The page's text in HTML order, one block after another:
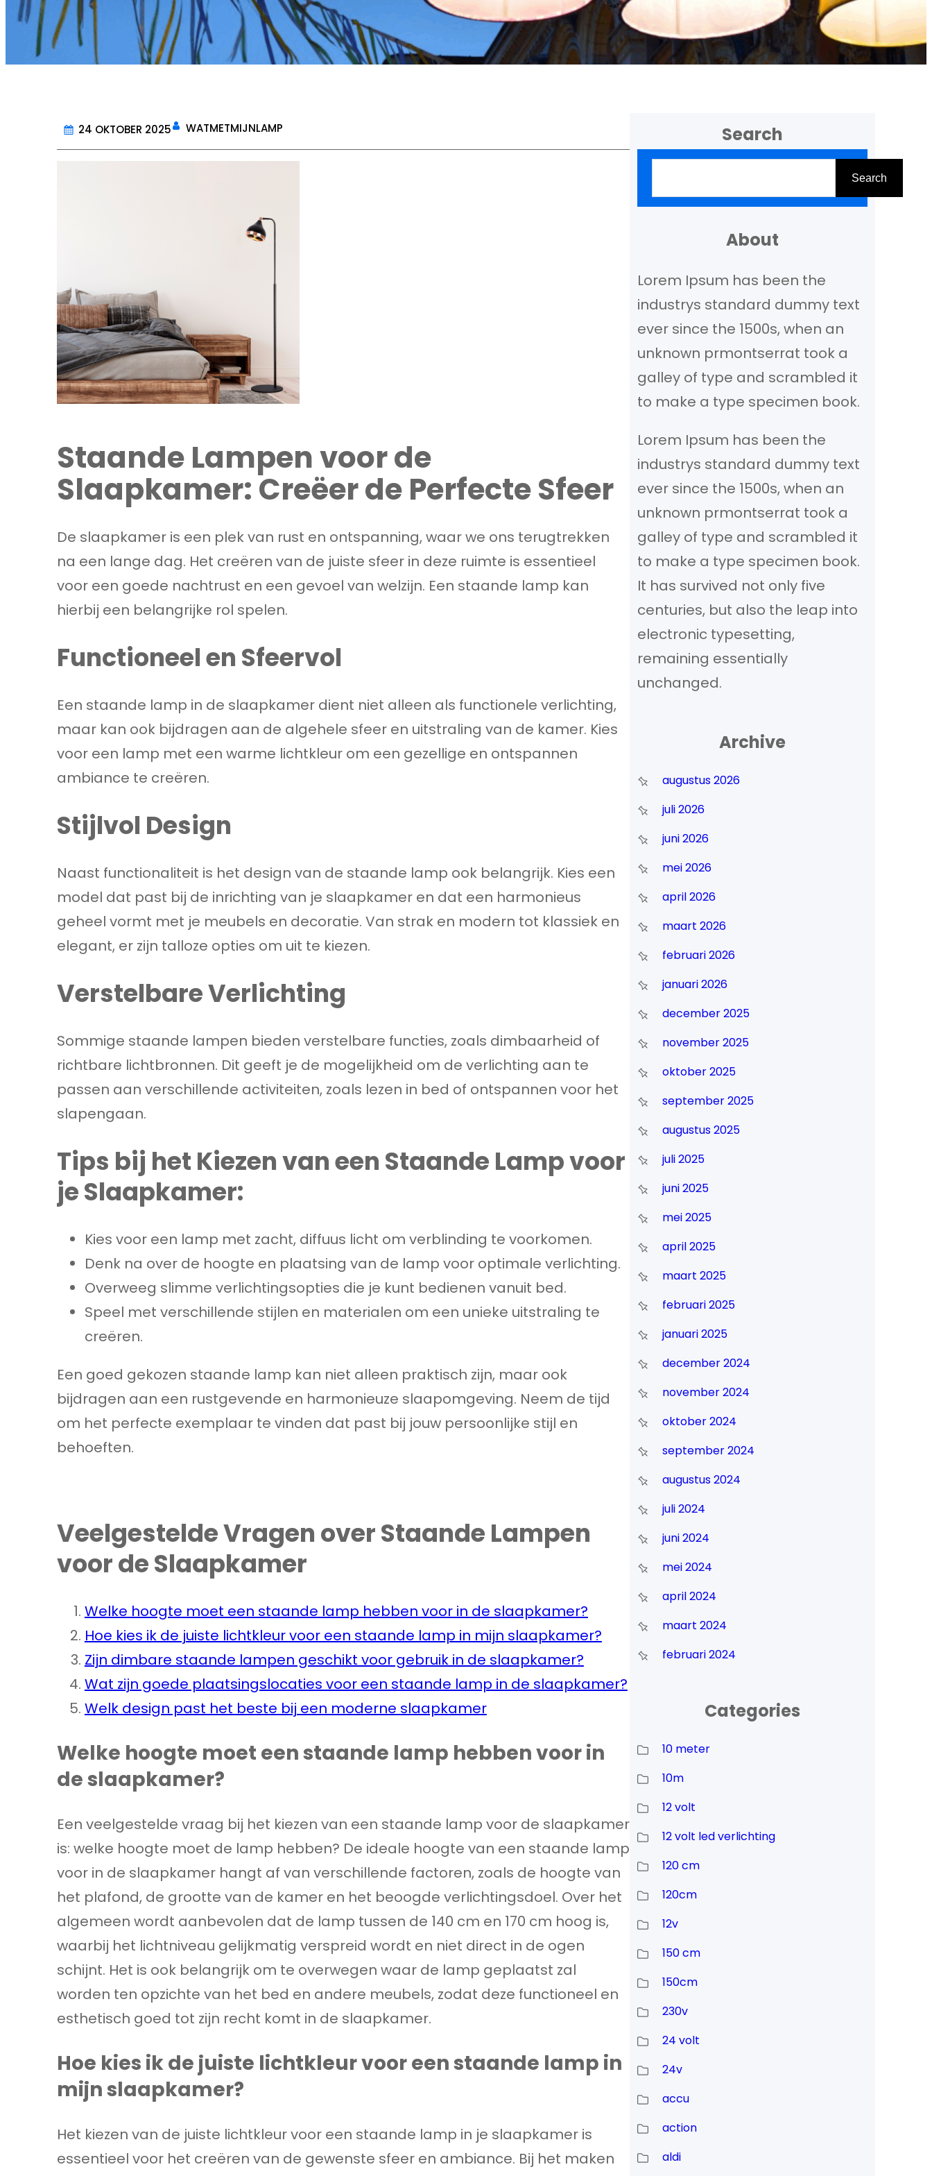
24 OKTOBER 2025 WATMETMIJNLAMP
Staande Lampen voor de
Slaapkamer: Creëer de Perfecte Sfeer
De slaapkamer is een plek van rust en ontspanning, waar we ons terugtrekken
na een lange dag. Het creëren van de juiste sfeer in deze ruimte is essentieel
voor een goede nachtrust en een gevoel van welzijn. Een staande lamp kan
hierbij een belangrijke rol spelen.
Functioneel en Sfeervol
Een staande lamp in de slaapkamer dient niet alleen als functionele verlichting,
maar kan ook bijdragen aan de algehele sfeer en uitstraling van de kamer. Kies
voor een lamp met een warme lichtkleur om een gezellige en ontspannen
ambiance te creëren.
Stijlvol Design
Naast functionaliteit is het design van de staande lamp ook belangrijk. Kies een
model dat past bij de inrichting van je slaapkamer en dat een harmonieus
geheel vormt met je meubels en decoratie. Van strak en modern tot klassiek en
elegant, er zijn talloze opties om uit te kiezen.
Verstelbare Verlichting
Sommige staande lampen bieden verstelbare functies, zoals dimbaarheid of
richtbare lichtbronnen. Dit geeft je de mogelijkheid om de verlichting aan te
passen aan verschillende activiteiten, zoals lezen in bed of ontspannen voor het
slapengaan.
Tips bij het Kiezen van een Staande Lamp voor
je Slaapkamer:
Kies voor een lamp met zacht, diffuus licht om verblinding te voorkomen.
Denk na over de hoogte en plaatsing van de lamp voor optimale verlichting.
Overweeg slimme verlichtingsopties die je kunt bedienen vanuit bed.
Speel met verschillende stijlen en materialen om een unieke uitstraling te
creëren.
Een goed gekozen staande lamp kan niet alleen praktisch zijn, maar ook
bijdragen aan een rustgevende en harmonieuze slaapomgeving. Neem de tijd
om het perfecte exemplaar te vinden dat past bij jouw persoonlijke stijl en
behoeften.
Veelgestelde Vragen over Staande Lampen
voor de Slaapkamer
Welke hoogte moet een staande lamp hebben voor in de slaapkamer?
Hoe kies ik de juiste lichtkleur voor een staande lamp in mijn slaapkamer?
Zijn dimbare staande lampen geschikt voor gebruik in de slaapkamer?
Wat zijn goede plaatsingslocaties voor een staande lamp in de slaapkamer?
Welk design past het beste bij een moderne slaapkamer
Welke hoogte moet een staande lamp hebben voor in
de slaapkamer?
Een veelgestelde vraag bij het kiezen van een staande lamp voor de slaapkamer
is: welke hoogte moet de lamp hebben? De ideale hoogte van een staande lamp
voor in de slaapkamer hangt af van verschillende factoren, zoals de hoogte van
het plafond, de grootte van de kamer en het beoogde verlichtingsdoel. Over het
algemeen wordt aanbevolen dat de lamp tussen de 140 cm en 170 cm hoog is,
waarbij het lichtniveau gelijkmatig verspreid wordt en niet direct in de ogen
schijnt. Het is ook belangrijk om te overwegen waar de lamp geplaatst zal
worden ten opzichte van het bed en andere meubels, zodat deze functioneel en
esthetisch goed tot zijn recht komt in de slaapkamer.
Hoe kies ik de juiste lichtkleur voor een staande lamp in
mijn slaapkamer?
Het kiezen van de juiste lichtkleur voor een staande lamp in je slaapkamer is
essentieel voor het creëren van de gewenste sfeer en ambiance. Bij het maken
Search
e
n
Search
About
Lorem Ipsum has been the
industrys standard dummy text
ever since the 1500s, when an
unknown prmontserrat took a
galley of type and scrambled it
to make a type specimen book.
Lorem Ipsum has been the
industrys standard dummy text
ever since the 1500s, when an
unknown prmontserrat took a
galley of type and scrambled it
to make a type specimen book.
It has survived not only five
centuries, but also the leap into
electronic typesetting,
remaining essentially
unchanged.
Archive
augustus 2026
juli 2026
juni 2026
mei 2026
april 2026
maart 2026
februari 2026
januari 2026
december 2025
november 2025
oktober 2025
september 2025
augustus 2025
juli 2025
juni 2025
mei 2025
april 2025
maart 2025
februari 2025
januari 2025
december 2024
november 2024
oktober 2024
september 2024
augustus 2024
juli 2024
juni 2024
mei 2024
april 2024
maart 2024
februari 2024
Categories
10 meter
10m
12 volt
12 volt led verlichting
120 cm
120cm
12v
150 cm
150cm
230v
24 volt
24v
accu
action
aldi